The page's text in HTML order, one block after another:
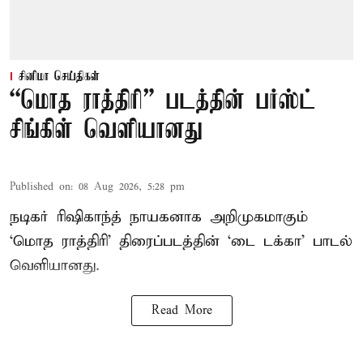
சினிமா செய்திகள்
“மொத ராத்திரி” படத்தின் பர்ஸ்ட்
சிங்கிள் வெளியானது
Published on: 08 Aug 2026, 5:28 pm
நடிகர் ரிஷிகாந்த் நாயகனாக அறிமுகமாகும்
‘மொத ராத்திரி’ திரைப்படத்தின் ‘டை டக்கா’ பாடல்
வெளியானது.
Read More